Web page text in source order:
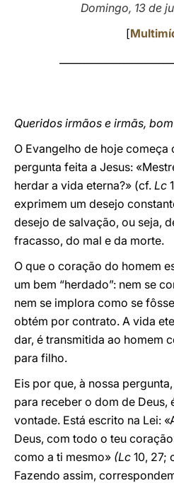
Domingo, 13 de
[
Queridos irmãos e irmãs,
O Evangelho de hoje começa
pergunta feita a Jesus:
herdar a vida eterna?» (cf. Lc
exprimem um desejo
desejo de salvação, ou seja,
fracasso, do mal e da morte.
O que o coração do homem
um bem “herdado”: nem se
nem se implora como se
obtém por contrato. A vida
dar, é transmitida ao homem
para filho.
Eis por que, à nossa
para receber o dom de Deus,
vontade. Está escrito na Lei:
Deus, com todo o teu
como a ti mesmo» (Lc 10, 27;
Fazendo assim,